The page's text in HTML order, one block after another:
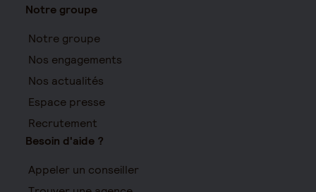
Notre groupe
Notre groupe
Nos engagements
Nos actualités
Espace presse
Recrutement
Besoin d'aide ?
Appeler un conseiller